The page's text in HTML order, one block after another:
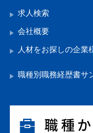
求人検索
会社概要
人材をお探しの企業
職種別職務経歴書サ
職種